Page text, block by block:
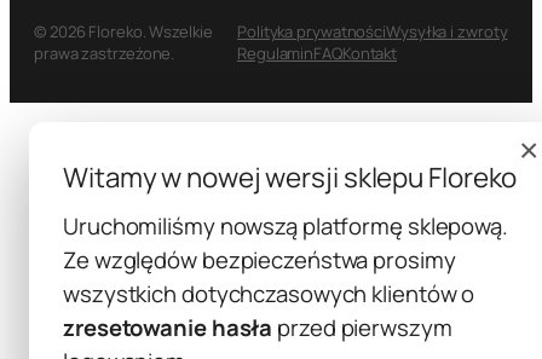
© 2026 Floreko. Wszelkie
prawa zastrzeżone.
Polityka prywatnościWysyłka i zwroty
RegulaminFAQKontakt
×
Witamy w nowej wersji sklepu Floreko
Uruchomiliśmy nowszą platformę sklepową.
Ze względów bezpieczeństwa prosimy
wszystkich dotychczasowych klientów o
zresetowanie hasła przed pierwszym